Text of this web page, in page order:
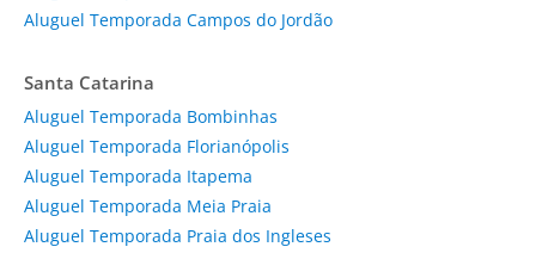
Aluguel Temporada Campos do Jordão
Santa Catarina
Aluguel Temporada Bombinhas
Aluguel Temporada Florianópolis
Aluguel Temporada Itapema
Aluguel Temporada Meia Praia
Aluguel Temporada Praia dos Ingleses